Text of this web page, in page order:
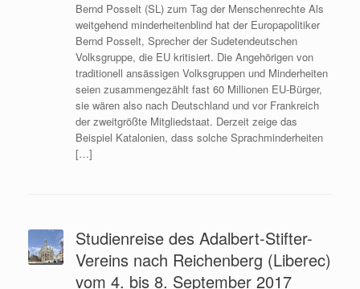
Bernd Posselt (SL) zum Tag der Menschenrechte Als
weitgehend minderheitenblind hat der Europapolitiker
Bernd Posselt, Sprecher der Sudetendeutschen
Volksgruppe, die EU kritisiert. Die Angehörigen von
traditionell ansässigen Volksgruppen und Minderheiten
seien zusammengezählt fast 60 Millionen EU-Bürger,
sie wären also nach Deutschland und vor Frankreich
der zweitgrößte Mitgliedstaat. Derzeit zeige das
Beispiel Katalonien, dass solche Sprachminderheiten
[…]
Studienreise des Adalbert-Stifter-
Vereins nach Reichenberg (Liberec)
vom 4. bis 8. September 2017